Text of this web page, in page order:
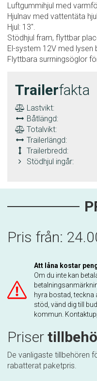
Luftgummihjul med
Hjulnav med vattentäta
Hjul: 13".
Stödhjul fram, flyttbar
El-system 12V med lysen
Flyttbara surrningsöglor
Trailerfakta
Lastvikt:
Båtlängd:
Totalvikt:
Trailerlängd:
Trailerbredd:
Stödhjul ingår:
Pris från:
Att låna kostar
Om du inte kan
hyra bostad, teckna
stöd, vänd dig till
kommun.
Priser
De vanligaste tillbehören
rabatterat paketpris.